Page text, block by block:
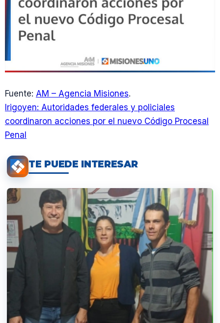
Fuente: AM – Agencia Misiones.
Irigoyen: Autoridades federales y policiales
coordinaron acciones por el nuevo Código Procesal
Penal
TE PUEDE INTERESAR